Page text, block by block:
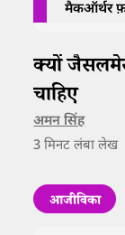
मैकऑर्थर
क्यों
चाहिए
अमन सिंह
3 मिनट लंबा लेख
आजीविका